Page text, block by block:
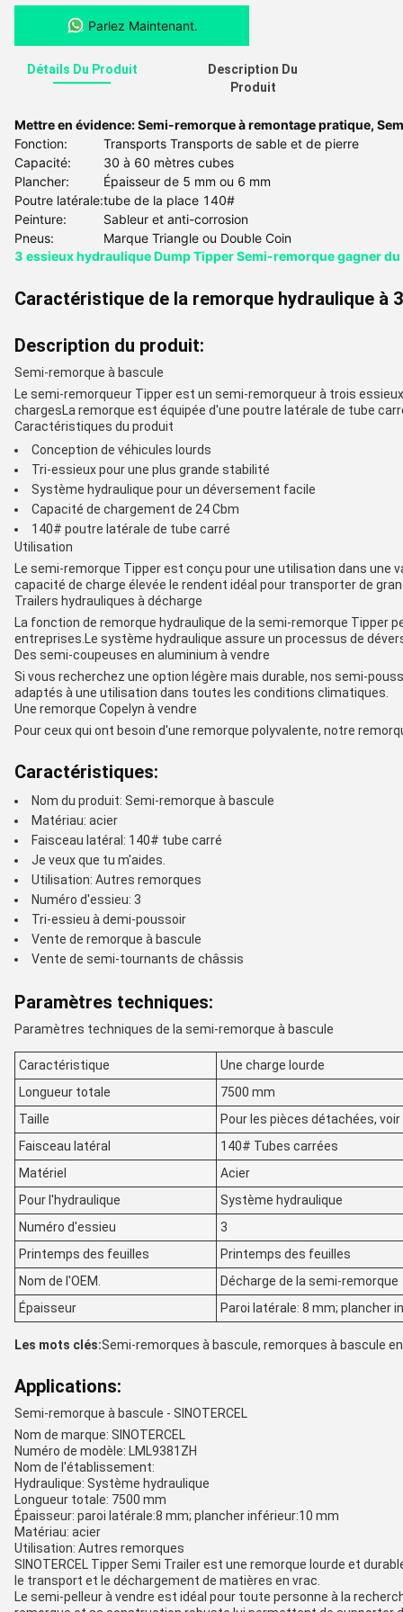
Parlez Maintenant.
Détails Du Produit
Description Du
Produit
Mettre en évidence:Semi-remorque à remontage pratique,
Fonction:
Transports Transports de sable et de pierre
Capacité:
30 à 60 mètres cubes
Plancher:
Épaisseur de 5 mm ou 6 mm
Poutre latérale:tube de la place 140#
Peinture:
Sableur et anti-corrosion
Pneus:
Marque Triangle ou Double Coin
3 essieux hydraulique Dump Tipper Semi-remorque gagner
Caractéristique de la remorque hydraulique à
Description du produit:
Semi-remorque à bascule
Le semi-remorqueur Tipper est un semi-remorqueur à trois
chargesLa remorque est équipée d'une poutre latérale de tube
Caractéristiques du produit
Conception de véhicules lourds
Tri-essieux pour une plus grande stabilité
Système hydraulique pour un déversement facile
Capacité de chargement de 24 Cbm
140# poutre latérale de tube carré
Utilisation
Le semi-remorque Tipper est conçu pour une utilisation dans
capacité de charge élevée le rendent idéal pour transporter de
Trailers hydrauliques à décharge
La fonction de remorque hydraulique de la semi-remorque Tipper
entreprises.Le système hydraulique assure un processus de
Des semi-coupeuses en aluminium à vendre
Si vous recherchez une option légère mais durable, nos semi-
adaptés à une utilisation dans toutes les conditions climatiques.
Une remorque Copelyn à vendre
Pour ceux qui ont besoin d'une remorque polyvalente, notre
Caractéristiques:
Nom du produit: Semi-remorque à bascule
Matériau: acier
Faisceau latéral: 140# tube carré
Je veux que tu m'aides.
Utilisation: Autres remorques
Numéro d'essieu: 3
Tri-essieu à demi-poussoir
Vente de remorque à bascule
Vente de semi-tournants de châssis
Paramètres techniques:
Paramètres techniques de la semi-remorque à bascule
Caractéristique
Une charge lourde
Longueur totale
7500 mm
Taille
Pour les pièces détachées,
Faisceau latéral
140# Tubes carrées
Matériel
Acier
Pour l'hydraulique
Système hydraulique
Numéro d'essieu
3
Printemps des feuilles
Printemps des feuilles
Nom de l'OEM.
Décharge de la semi-remorque
Épaisseur
Paroi latérale: 8 mm; plancher
Les mots clés:Semi-remorques à bascule, remorques à bascule
Applications:
Semi-remorque à bascule - SINOTERCEL
Nom de marque: SINOTERCEL
Numéro de modèle: LML9381ZH
Nom de l'établissement:
Hydraulique: Système hydraulique
Longueur totale: 7500 mm
Épaisseur: paroi latérale:8 mm; plancher inférieur:10 mm
Matériau: acier
Utilisation: Autres remorques
SINOTERCEL Tipper Semi Trailer est une remorque lourde et
le transport et le déchargement de matières en vrac.
Le semi-pelleur à vendre est idéal pour toute personne à la